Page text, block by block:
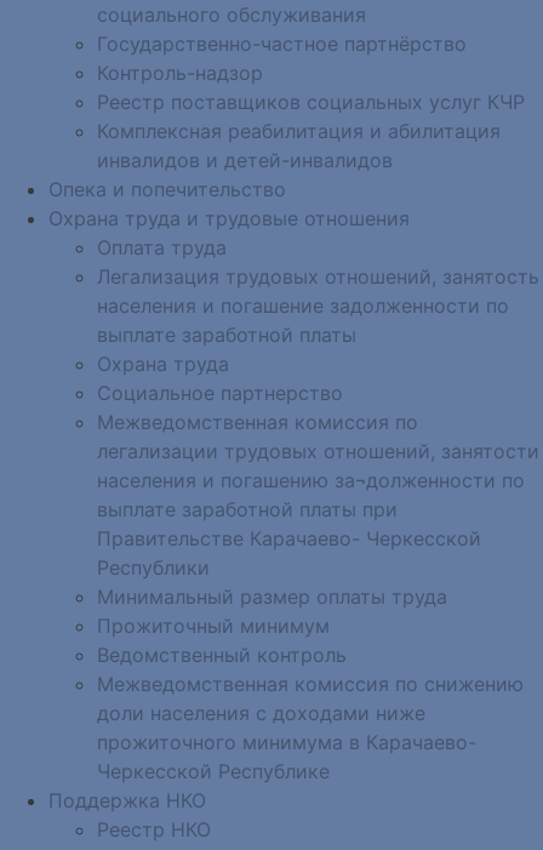
социального обслуживания
Государственно-частное партнёрство
Контроль-надзор
Реестр поставщиков социальных услуг КЧР
Комплексная реабилитация и абилитация
инвалидов и детей-инвалидов
Опека и попечительство
Охрана труда и трудовые отношения
Оплата труда
Легализация трудовых отношений, занятость
населения и погашение задолженности по
выплате заработной платы
Охрана труда
Социальное партнерство
Межведомственная комиссия по
легализации трудовых отношений, занятости
населения и погашению за¬долженности по
выплате заработной платы при
Правительстве Карачаево- Черкесской
Республики
Минимальный размер оплаты труда
Прожиточный минимум
Ведомственный контроль
Межведомственная комиссия по снижению
доли населения с доходами ниже
прожиточного минимума в Карачаево-
Черкесской Республике
Поддержка НКО
Реестр НКО